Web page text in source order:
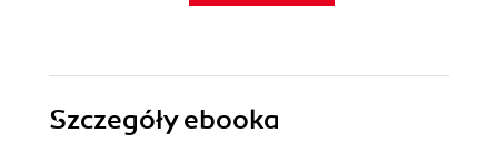
Szczegółyebooka